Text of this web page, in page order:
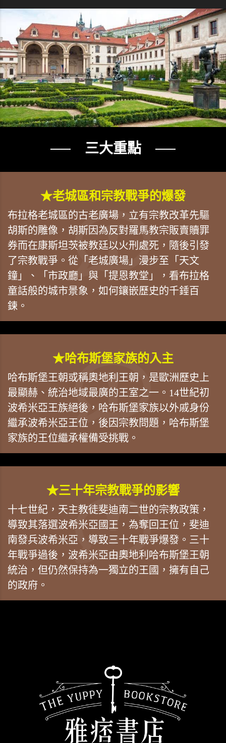
── 三大重點 ──
★老城區和宗教戰爭的爆發
布拉格老城區的古老廣場，立有宗教改革先驅
胡斯的雕像，胡斯因為反對羅馬教宗販賣贖罪
券而在康斯坦茨被教廷以火刑處死，隨後引發
了宗教戰爭。從「老城廣場」漫步至「天文
鐘」、「市政廳」與「提恩教堂」，看布拉格
童話般的城市景象，如何鑲嵌歷史的千錘百
鍊。
★哈布斯堡家族的入主
哈布斯堡王朝或稱奧地利王朝，是歐洲歷史上
最顯赫、統治地域最廣的王室之一。14世紀初
波希米亞王族絕後，哈布斯堡家族以外戚身份
繼承波希米亞王位，後因宗教問題，哈布斯堡
家族的王位繼承權備受挑戰。
★三十年宗教戰爭的影響
十七世紀，天主教徒斐迪南二世的宗教政策，
導致其落選波希米亞國王，為奪回王位，斐迪
南發兵波希米亞，導致三十年戰爭爆發。三十
年戰爭過後，波希米亞由奧地利哈布斯堡王朝
統治，但仍然保持為一獨立的王國，擁有自己
的政府。